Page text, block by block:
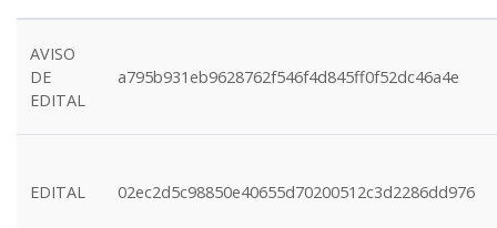
AVISO
DE
EDITAL
a795b931eb9628762f546f4d845ff0f52dc46a4e
EDITAL 02ec2d5c98850e40655d70200512c3d2286dd976